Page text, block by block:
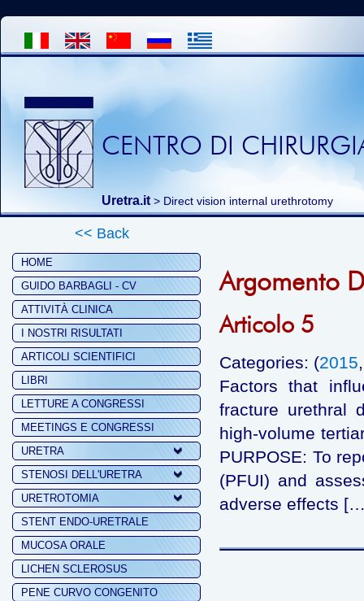
CENTRO DI
Uretra.it > Direct vision internal urethrotomy
<< Back
HOME
GUIDO BARBAGLI - CV
ATTIVITÀ CLINICA
I NOSTRI RISULTATI
ARTICOLI SCIENTIFICI
LIBRI
LETTURE A CONGRESSI
MEETINGS E CONGRESSI
URETRA
STENOSI DELL'URETRA
URETROTOMIA
STENT ENDO-URETRALE
MUCOSA ORALE
LICHEN SCLEROSUS
PENE CURVO CONGENITO
Argomento
Articolo 5
Categories: (2015
Factors that
fracture urethral
high-volume
PURPOSE: To
(PFUI) and
adverse effects